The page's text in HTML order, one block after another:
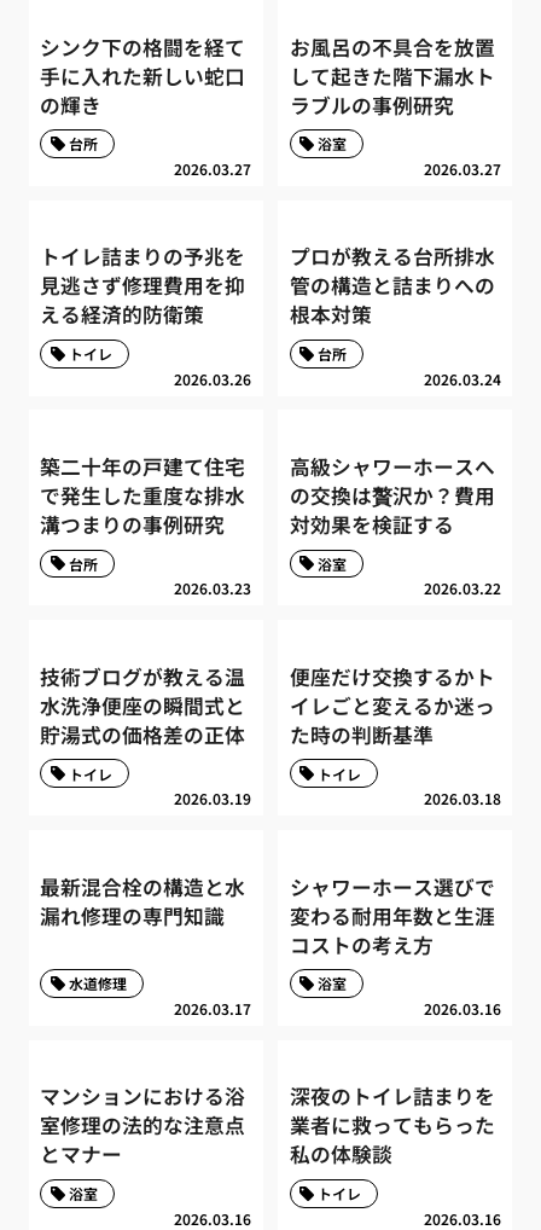
シンク下の格闘を経て
手に入れた新しい蛇口
の輝き
2026.03.27
台所
お風呂の不具合を放置
して起きた階下漏水ト
ラブルの事例研究
2026.03.27
浴室
トイレ詰まりの予兆を
見逃さず修理費用を抑
える経済的防衛策
2026.03.26
トイレ
プロが教える台所排水
管の構造と詰まりへの
根本対策
2026.03.24
台所
築二十年の戸建て住宅
で発生した重度な排水
溝つまりの事例研究
2026.03.23
台所
高級シャワーホースへ
の交換は贅沢か？費用
対効果を検証する
2026.03.22
浴室
技術ブログが教える温
水洗浄便座の瞬間式と
貯湯式の価格差の正体
2026.03.19
トイレ
便座だけ交換するかト
イレごと変えるか迷っ
た時の判断基準
2026.03.18
トイレ
最新混合栓の構造と水
漏れ修理の専門知識
2026.03.17
水道修理
シャワーホース選びで
変わる耐用年数と生涯
コストの考え方
2026.03.16
浴室
マンションにおける浴
室修理の法的な注意点
とマナー
2026.03.16
浴室
深夜のトイレ詰まりを
業者に救ってもらった
私の体験談
2026.03.16
トイレ